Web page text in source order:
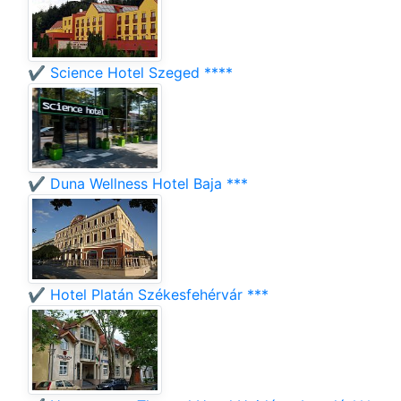
✔️ Science Hotel Szeged ****
✔️ Duna Wellness Hotel Baja ***
✔️ Hotel Platán Székesfehérvár ***